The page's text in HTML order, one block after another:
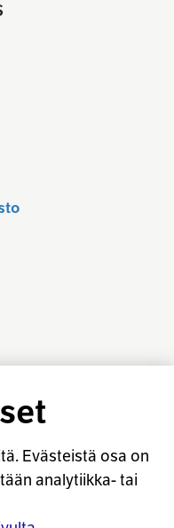
Evästeistä osa on
analytiikka- tai